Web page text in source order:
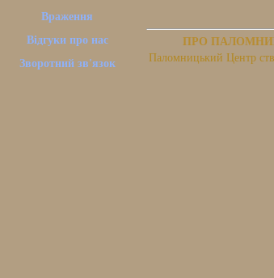
Враження
Відгуки про нас
Зворотний зв'язок
ПРО
Паломницький Центр